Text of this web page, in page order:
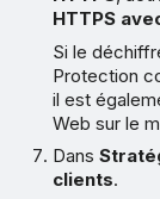
HTTPS
Si le
Protection
il est
Web sur le
Dans
clients.